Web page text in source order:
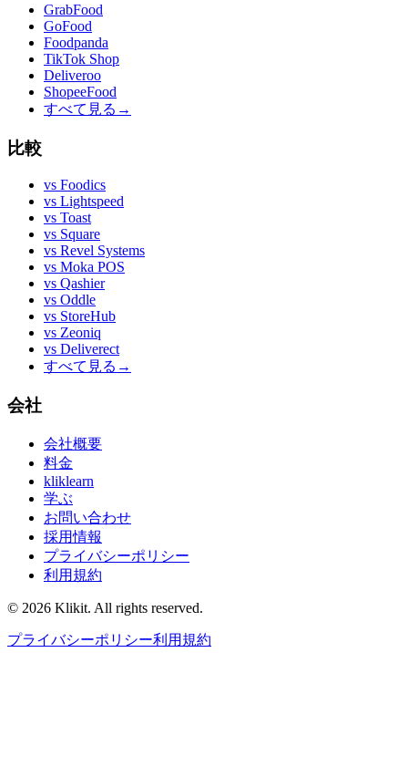
GrabFood
GoFood
Foodpanda
TikTok Shop
Deliveroo
ShopeeFood
すべて見る →
比較
vs Foodics
vs Lightspeed
vs Toast
vs Square
vs Revel Systems
vs Moka POS
vs Qashier
vs Oddle
vs StoreHub
vs Zeoniq
vs Deliverect
すべて見る →
会社
会社概要
料金
kliklearn
学ぶ
お問い合わせ
採用情報
プライバシーポリシー
利用規約
© 2026 Klikit. All rights reserved.
プライバシーポリシー利用規約